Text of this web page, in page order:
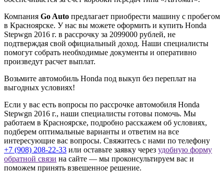
Компания Go Auto предлагает приобрести машину с пробегом
в Красноярске. У нас вы можете оформить и купить Honda
Stepwgn 2016 г. в рассрочку за 2099000 рублей, не
подтверждая свой официальный доход. Наши специалисты
помогут собрать необходимые документы и оперативно
произведут расчет выплат.
Возьмите автомобиль Honda под выкуп без переплат на
выгодных условиях!
Если у вас есть вопросы по рассрочке автомобиля Honda
Stepwgn 2016 г., наши специалисты готовы помочь. Мы
работаем в Красноярске, подробно расскажем об условиях,
подберем оптимальные варианты и ответим на все
интересующие вас вопросы. Свяжитесь с нами по телефону
+7 (908) 208-22-33 или оставьте заявку через удобную форму
обратной связи на сайте — мы проконсультируем вас и
поможем принять взвешенное решение.